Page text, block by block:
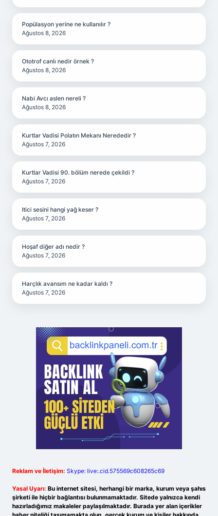
Popülasyon yerine ne kullanılır ?
Ağustos 8, 2026
Ototrof canlı nedir örnek ?
Ağustos 8, 2026
Nabi Avcı aslen nereli ?
Ağustos 8, 2026
Kurtlar Vadisi Polatın Mekanı Nerededir ?
Ağustos 7, 2026
Kurtlar Vadisi 90. bölüm nerede çekildi ?
Ağustos 7, 2026
Itici sesini hangi yağ keser ?
Ağustos 7, 2026
Hoşaf diğer adı nedir ?
Ağustos 7, 2026
Harçlık avansım ne kadar kaldı ?
Ağustos 7, 2026
Reklam ve İletişim: Skype: live:.cid.575569c608265c69
Yasal Uyarı: Bu internet sitesi, herhangi bir marka, kurum veya şahıs
şirketi ile hiçbir bağlantısı bulunmamaktadır. Sitede yalnızca kendi
hazırladığımız makaleler paylaşılmaktadır. Burada yer alan içerikler